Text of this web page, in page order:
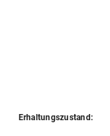
Erhaltungszustand: